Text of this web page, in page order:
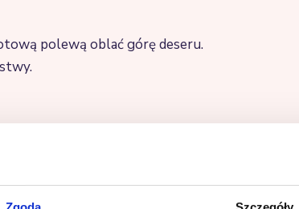
polewą oblać górę deseru.